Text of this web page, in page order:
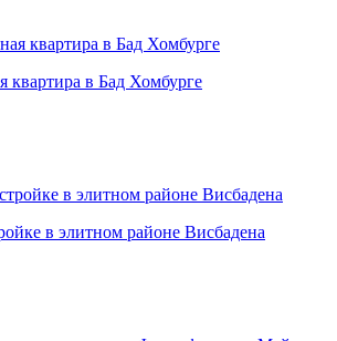
квартира в Бад Хомбурге
в элитном районе Висбадена